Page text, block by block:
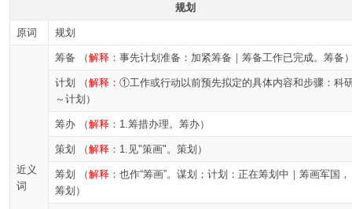
规划
原词 规划
近义
词
筹备 （解释： 事先计划准备：加紧筹备｜筹备工作已完成。筹备
计划 （解释： ①工作或行动以前预先拟定的具体内容和步骤：科
～计划）
筹办 （解释： 1.筹措办理。筹办）
策划 （解释： 1.见"策画"。策划）
筹划 （解释： 也作“筹画”。谋划；计划：正在筹划中｜筹画军国，
筹划）